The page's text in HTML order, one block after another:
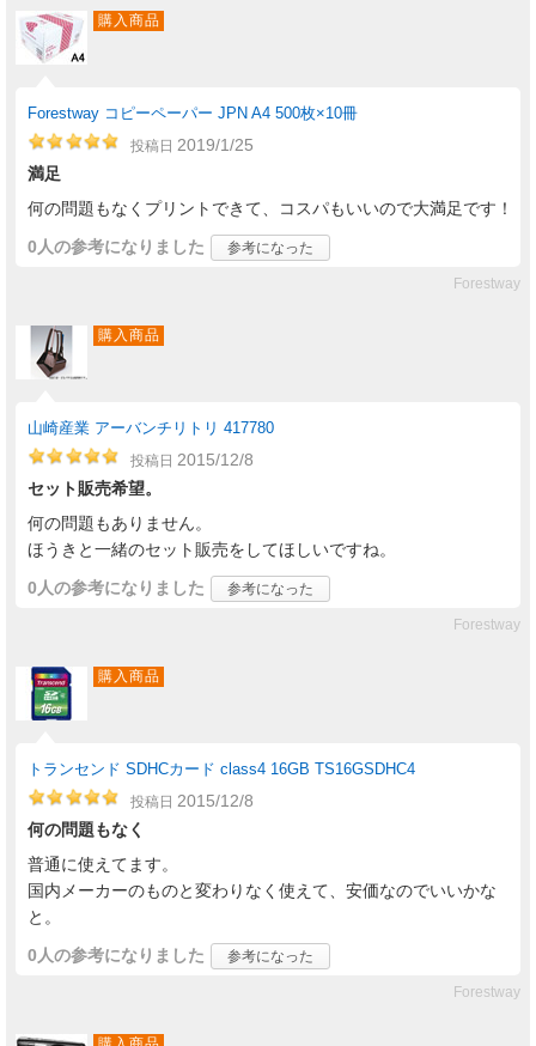
購入商品
Forestway コピーペーパー JPN A4 500枚×10冊
投稿日 2019/1/25
満足
何の問題もなくプリントできて、コスパもいいので大満足です！
0人の参考になりました 参考になった
Forestway
購入商品
山崎産業 アーバンチリトリ 417780
投稿日 2015/12/8
セット販売希望。
何の問題もありません。
ほうきと一緒のセット販売をしてほしいですね。
0人の参考になりました 参考になった
Forestway
購入商品
トランセンド SDHCカード class4 16GB TS16GSDHC4
投稿日 2015/12/8
何の問題もなく
普通に使えてます。
国内メーカーのものと変わりなく使えて、安価なのでいいかな
と。
0人の参考になりました 参考になった
Forestway